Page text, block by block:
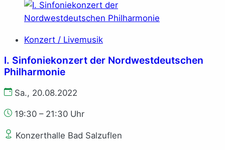
Konzert / Livemusik
I. Sinfoniekonzert der Nordwestdeutschen
Philharmonie
Sa., 20.08.2022
19:30 – 21:30 Uhr
Konzerthalle Bad Salzuflen